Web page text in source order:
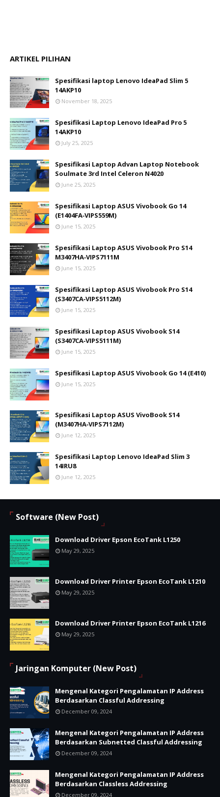
ARTIKEL PILIHAN
Spesifikasi laptop Lenovo IdeaPad Slim 5
14AKP10
November 18, 2025
Spesifikasi Laptop Lenovo IdeaPad Pro 5
14AKP10
July 25, 2025
Spesifikasi Laptop Advan Laptop Notebook
Soulmate 3rd Intel Celeron N4020
June 25, 2025
Spesifikasi Laptop ASUS Vivobook Go 14
(E1404FA‑VIPS559M)
June 15, 2025
Spesifikasi Laptop ASUS Vivobook Pro S14
M3407HA‑VIPS7111M
June 15, 2025
Spesifikasi Laptop ASUS Vivobook Pro S14
(S3407CA‑VIPS5112M)
June 15, 2025
Spesifikasi Laptop ASUS Vivobook S14
(S3407CA‑VIPS5111M)
June 15, 2025
Spesifikasi Laptop ASUS Vivobook Go 14 (E410)
June 15, 2025
Spesifikasi Laptop ASUS VivoBook S14
(M3407HA‑VIPS7112M)
June 12, 2025
Spesifikasi Laptop Lenovo IdeaPad Slim 3
14IRU8
June 12, 2025
Software (New Post)
Download Driver Epson EcoTank L1250
May 29, 2025
Download Driver Printer Epson EcoTank L1210
May 29, 2025
Download Driver Printer Epson EcoTank L1216
May 29, 2025
Jaringan Komputer (New Post)
Mengenal Kategori Pengalamatan IP Address
Berdasarkan Classful Addressing
December 09, 2024
Mengenal Kategori Pengalamatan IP Address
Berdasarkan Subnetted Classful Addressing
December 09, 2024
Mengenal Kategori Pengalamatan IP Address
Berdasarkan Classless Addressing
December 09, 2024